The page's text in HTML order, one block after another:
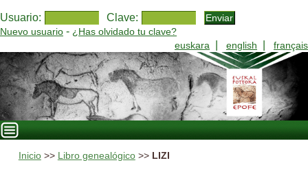
Usuario: Clave:
Nuevo usuario - ¿Has olvidado tu clave?
euskara
english français
Inicio>> Libro genealógico>> LIZI